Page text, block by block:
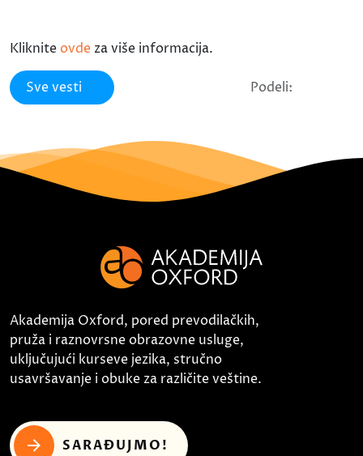
Kliknite ovde za više informacija.
Sve vesti Podeli:
Akademija Oxford, pored prevodilačkih,
pruža i raznovrsne obrazovne usluge,
uključujući kurseve jezika, stručno
usavršavanje i obuke za različite veštine.
SARAĐUJMO!